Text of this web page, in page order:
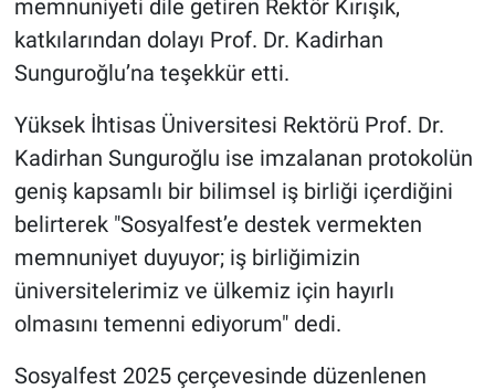
memnuniyeti dile getiren Rektör Kırışık,
katkılarından dolayı Prof. Dr. Kadirhan
Sunguroğlu’na teşekkür etti.
Yüksek İhtisas Üniversitesi Rektörü Prof. Dr.
Kadirhan Sunguroğlu ise imzalanan protokolün
geniş kapsamlı bir bilimsel iş birliği içerdiğini
belirterek "Sosyalfest’e destek vermekten
memnuniyet duyuyor; iş birliğimizin
üniversitelerimiz ve ülkemiz için hayırlı
olmasını temenni ediyorum" dedi.
Sosyalfest 2025 çerçevesinde düzenlenen